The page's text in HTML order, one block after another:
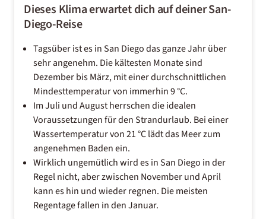
Dieses Klima erwartet dich auf deiner San-
Diego-Reise
Tagsüber ist es in San Diego das ganze Jahr über
sehr angenehm. Die kältesten Monate sind
Dezember bis März, mit einer durchschnittlichen
Mindesttemperatur von immerhin 9 °C.
Im Juli und August herrschen die idealen
Voraussetzungen für denStrandurlaub. Bei einer
Wassertemperatur von 21 °C lädt das Meer zum
angenehmen Baden ein.
Wirklich ungemütlich wird es in San Diego in der
Regel nicht, aber zwischen November und April
kann es hin und wieder regnen. Die meisten
Regentage fallen in den Januar.